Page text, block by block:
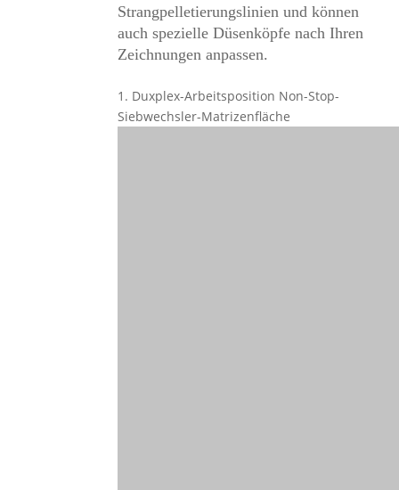
Strangpelletierungslinien und können
auch spezielle Düsenköpfe nach Ihren
Zeichnungen anpassen.
1. Duxplex-Arbeitsposition Non-Stop-
Siebwechsler-Matrizenfläche